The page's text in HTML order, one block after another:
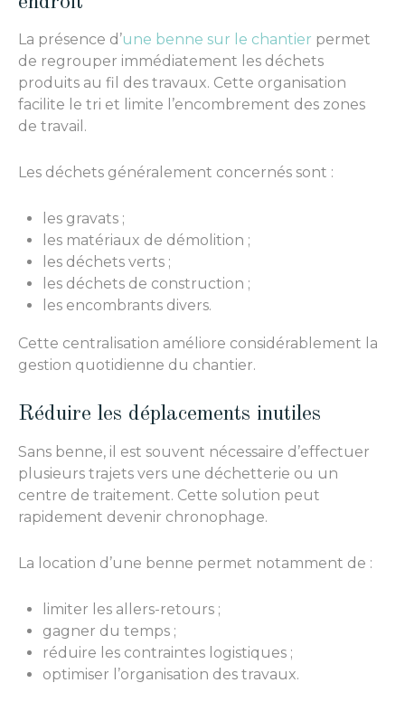
La présence d’une benne sur le chantier permet
de regrouper immédiatement les déchets
produits au fil des travaux. Cette organisation
facilite le tri et limite l’encombrement des zones
de travail.
Les déchets généralement concernés sont :
les gravats ;
les matériaux de démolition ;
les déchets verts ;
les déchets de construction ;
les encombrants divers.
Cette centralisation améliore considérablement la
gestion quotidienne du chantier.
Réduire les déplacements inutiles
Sans benne, il est souvent nécessaire d’effectuer
plusieurs trajets vers une déchetterie ou un
centre de traitement. Cette solution peut
rapidement devenir chronophage.
La location d’une benne permet notamment de :
limiter les allers-retours ;
gagner du temps ;
réduire les contraintes logistiques ;
optimiser l’organisation des travaux.